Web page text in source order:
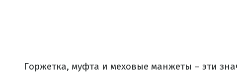
Горжетка, муфта и меховые манжеты – эти